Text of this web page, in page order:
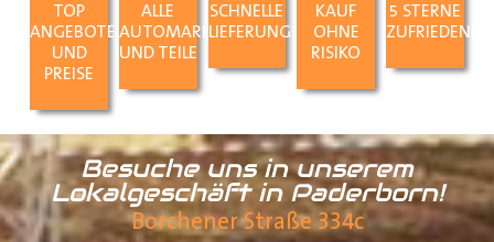
TOP
ANGEBOTE
UND
PREISE
ALLE
AUTOMARKEN
UND TEILE
SCHNELLE
LIEFERUNG
KAUF
OHNE
RISIKO
5 STERNE
Besuche uns in unserem
Lokalgeschäft in Paderborn!
Borchener Straße 334c